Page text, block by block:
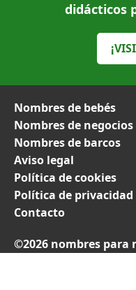
didácticos
Nombres de bebés
Nombres de negocios
Nombres de barcos
Aviso legal
Política de cookies
Política de privacidad
Contacto
©2026 nombres para